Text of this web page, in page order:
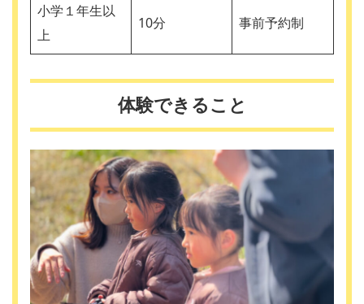
小学１年生以
上
10分 事前予約制
体験できること